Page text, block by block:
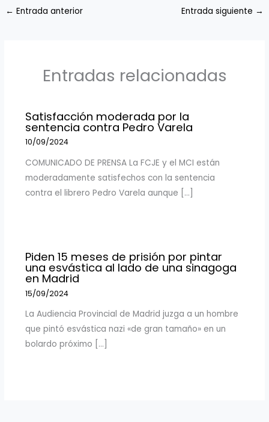
← Entrada anterior Entrada siguiente →
Entradas relacionadas
Satisfacción moderada por la
sentencia contra Pedro Varela
10/09/2024
COMUNICADO DE PRENSA La FCJE y el MCI están
moderadamente satisfechos con la sentencia
contra el librero Pedro Varela aunque […]
Piden 15 meses de prisión por pintar
una esvástica al lado de una sinagoga
en Madrid
15/09/2024
La Audiencia Provincial de Madrid juzga a un hombre
que pintó esvástica nazi «de gran tamaño» en un
bolardo próximo […]